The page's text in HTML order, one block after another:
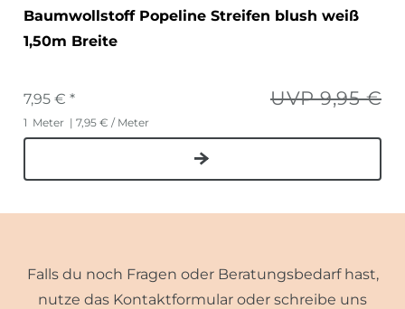
Baumwollstoff Popeline Streifen blush weiß
1,50m Breite
UVP 9,95 €
7,95 € *
1 Meter | 7,95 € / Meter
Falls du noch Fragen oder Beratungsbedarf hast,
nutze das Kontaktformular oder schreibe uns